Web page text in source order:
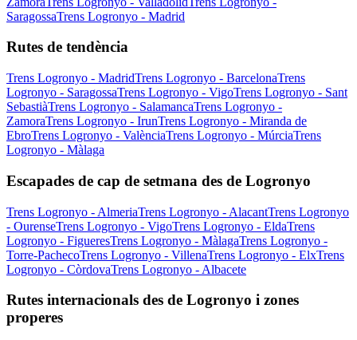
SaragossaTrens Logronyo - Madrid
Rutes de tendència
Trens Logronyo - MadridTrens Logronyo - BarcelonaTrens
Logronyo - SaragossaTrens Logronyo - VigoTrens Logronyo - Sant
SebastiàTrens Logronyo - SalamancaTrens Logronyo -
ZamoraTrens Logronyo - IrunTrens Logronyo - Miranda de
EbroTrens Logronyo - ValènciaTrens Logronyo - MúrciaTrens
Logronyo - Màlaga
Escapades de cap de setmana des de Logronyo
Trens Logronyo - AlmeriaTrens Logronyo - AlacantTrens Logronyo
- OurenseTrens Logronyo - VigoTrens Logronyo - EldaTrens
Logronyo - FigueresTrens Logronyo - MàlagaTrens Logronyo -
Torre-PachecoTrens Logronyo - VillenaTrens Logronyo - ElxTrens
Logronyo - CòrdovaTrens Logronyo - Albacete
Rutes internacionals des de Logronyo i zones
properes